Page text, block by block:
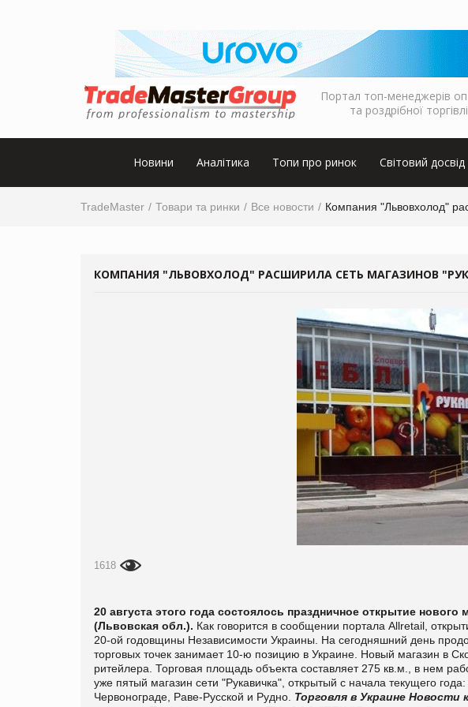
Портал топ-менеджерів
та роздрібної торгівлі
Новини Аналітика Топи про ринок Світовий досвід
TradeMaster Товари та ринки Все новости Компания "Львовхолод"
КОМПАНИЯ "ЛЬВОВХОЛОД" РАСШИРИЛА СЕТЬ МАГАЗИНОВ
1618
20 августа этого года состоялось праздничное открытие нового
(Львовская обл.). Как говорится в сообщении портала Аllretail,
20-ой годовщины Независимости Украины. На сегодняшний день
торговых точек занимает 10-ю позицию в Украине. Новый магазин в
ритейлера. Торговая площадь объекта составляет 275 кв.м., в нем
уже пятый магазин сети "Рукавичка", открытый с начала текущего
Червонограде, Раве-Русской и Рудно. Торговля в Украине Новости